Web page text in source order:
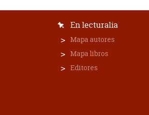
En lecturalia
Mapa autores
Mapa libros
Editores